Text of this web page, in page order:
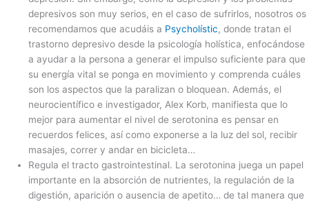
depresivos son muy serios, en el caso de sufrirlos, nosotros os
recomendamos que acudáis a Psycholístic, donde tratan el
trastorno depresivo desde la psicología holística, enfocándose
a ayudar a la persona a generar el impulso suficiente para que
su energía vital se ponga en movimiento y comprenda cuáles
son los aspectos que la paralizan o bloquean. Además, el
neurocientífico e investigador, Alex Korb, manifiesta que lo
mejor para aumentar el nivel de serotonina es pensar en
recuerdos felices, así como exponerse a la luz del sol, recibir
masajes, correr y andar en bicicleta…
Regula el tracto gastrointestinal. La serotonina juega un papel
importante en la absorción de nutrientes, la regulación de la
digestión, aparición o ausencia de apetito… de tal manera que